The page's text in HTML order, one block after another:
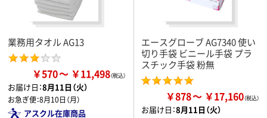
業務用タオル AG13
￥570 ￥11,498
お届け日：8月11日（火）
お急ぎ便：8月10日（月）
アスクル在庫商品
エースグローブ AG7340 使い
切り手袋 ビニール手袋 プラ
スチック手袋 粉無
￥878 ￥17,160
お届け日：8月11日（火）